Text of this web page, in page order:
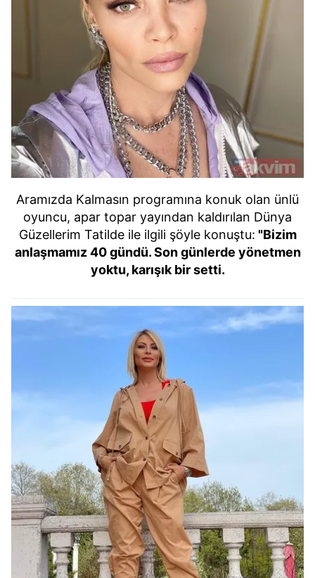
Aramızda Kalmasın programına konuk olan ünlü
oyuncu, apar topar yayından kaldırılan Dünya
Güzellerim Tatilde ile ilgili şöyle konuştu: "Bizim
anlaşmamız 40 gündü. Son günlerde yönetmen
yoktu, karışık bir setti.